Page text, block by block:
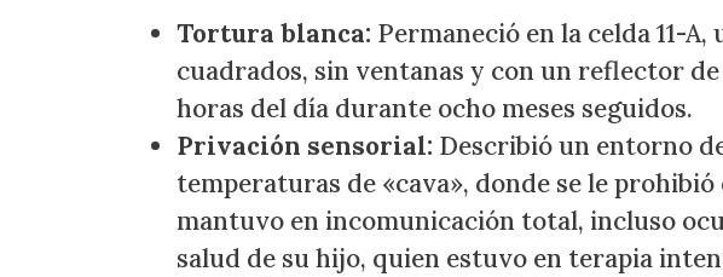
Tortura blanca: Permaneció en la celda 11-
cuadrados, sin ventanas y con un reflector
horas del día durante ocho meses seguidos.
Privación sensorial: Describió un entorno
temperaturas de «cava», donde se le
mantuvo en incomunicación total, incluso
salud de su hijo, quien estuvo en terapia